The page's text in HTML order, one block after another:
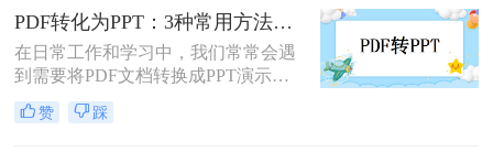
本文将详细介绍几种常用的方法。
PDF转化为PPT：3种常用方法在不同PPT版本下的兼容性！
在日常工作和学习中，我们常常会遇
到需要将PDF文档转换成PPT演示文
稿的情况。无论是为了更好地展示信
息，还是为了方便编辑，掌握如何进
赞 踩